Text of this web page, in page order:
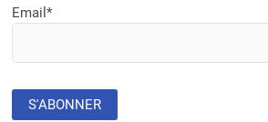
Email*